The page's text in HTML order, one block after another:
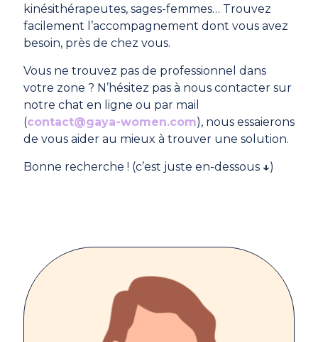
kinésithérapeutes, sages-femmes… Trouvez
facilement l’accompagnement dont vous avez
besoin, près de chez vous.
Vous ne trouvez pas de professionnel dans
votre zone ? N’hésitez pas à nous contacter sur
notre chat en ligne ou par mail
(contact@gaya-women.com), nous essaierons
de vous aider au mieux à trouver une solution.
Bonne recherche ! (c’est juste en-dessous ↓)